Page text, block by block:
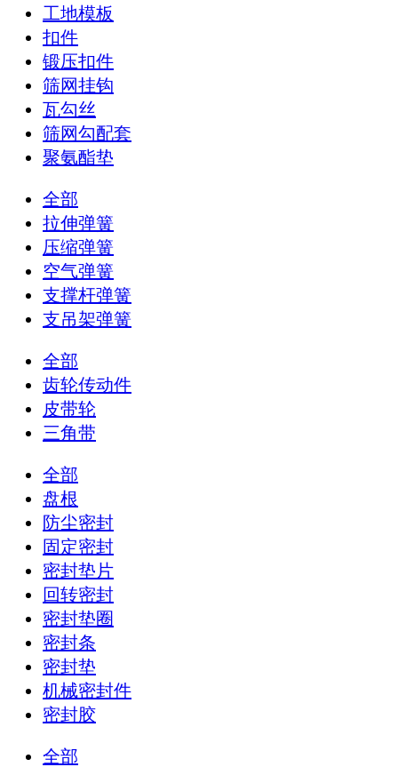
工地模板
扣件
锻压扣件
筛网挂钩
瓦勾丝
筛网勾配套
聚氨酯垫
全部
拉伸弹簧
压缩弹簧
空气弹簧
支撑杆弹簧
支吊架弹簧
全部
齿轮传动件
皮带轮
三角带
全部
盘根
防尘密封
固定密封
密封垫片
回转密封
密封垫圈
密封条
密封垫
机械密封件
密封胶
全部